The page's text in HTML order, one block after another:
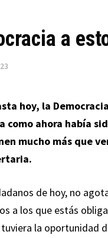
a
hoy, la
como ahora había
mucho más que
de hoy, no
a los que estás
la oportunidad